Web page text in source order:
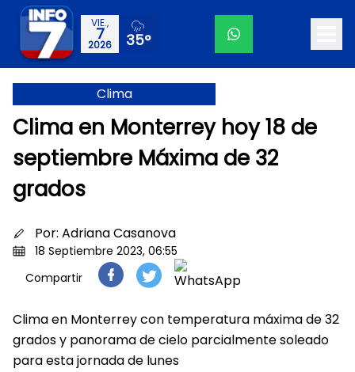
VIE.,
7
2026 35°
Clima
Clima en Monterrey hoy 18 de
septiembre Máxima de 32
grados
Por: Adriana Casanova
18 Septiembre 2023, 06:55
Compartir
Clima en Monterrey con temperatura máxima de 32
grados y panorama de cielo parcialmente soleado
para esta jornada de lunes